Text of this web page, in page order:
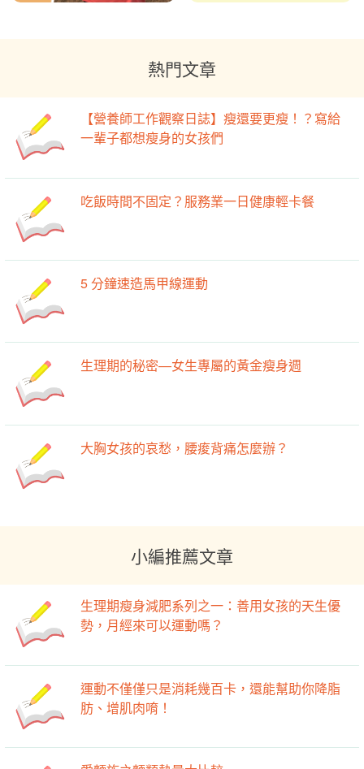
熱門文章
【營養師工作觀察日誌】瘦還要更瘦！？寫給
一輩子都想瘦身的女孩們
吃飯時間不固定？服務業一日健康輕卡餐
5 分鐘速造馬甲線運動
生理期的秘密—女生專屬的黃金瘦身週
大胸女孩的哀愁，腰痠背痛怎麼辦？
小編推薦文章
生理期瘦身減肥系列之一：善用女孩的天生優
勢，月經來可以運動嗎？
運動不僅僅只是消耗幾百卡，還能幫助你降脂
肪、增肌肉唷！